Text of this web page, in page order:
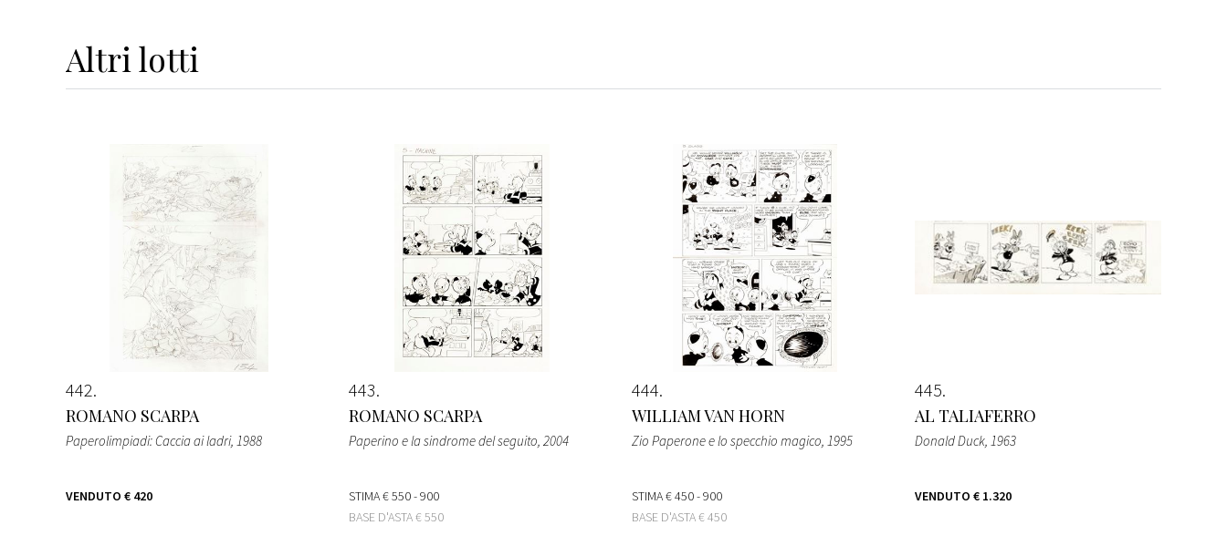
Altri lotti
442
ROMANO SCARPA
Paperolimpiadi: Caccia ai ladri, 1988
VENDUTO € 420
443
ROMANO SCARPA
Paperino e la sindrome del seguito, 2004
STIMA€ 550 - 900
BASE D'ASTA€ 550
444
WILLIAM VAN HORN
Zio Paperone e lo specchio magico, 1995
STIMA€ 450 - 900
BASE D'ASTA€ 450
445
AL TALIAFERRO
Donald Duck, 1963
VENDUTO € 1.320